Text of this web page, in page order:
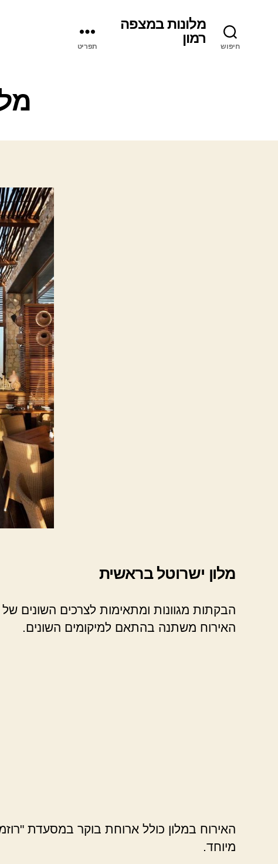
חיפוש
מלונות במצפה
רמון
תפריט
מלון ישרוטל בראשית
הבקתות מגוונות ומתאימות לצרכים השונים של
האירוח משתנה בהתאם למיקומים השונים.
האירוח במלון כולל ארוחת בוקר במסעדת
מיוחד.